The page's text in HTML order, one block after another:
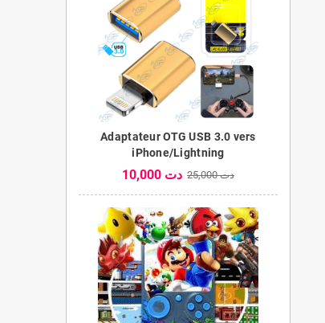
Adaptateur OTG USB 3.0 vers
iPhone/Lightning
10,000 دت 25,000 دت